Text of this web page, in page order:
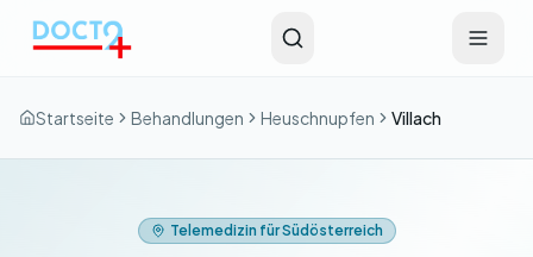
Startseite Behandlungen Heuschnupfen Villach
Telemedizin für Südösterreich